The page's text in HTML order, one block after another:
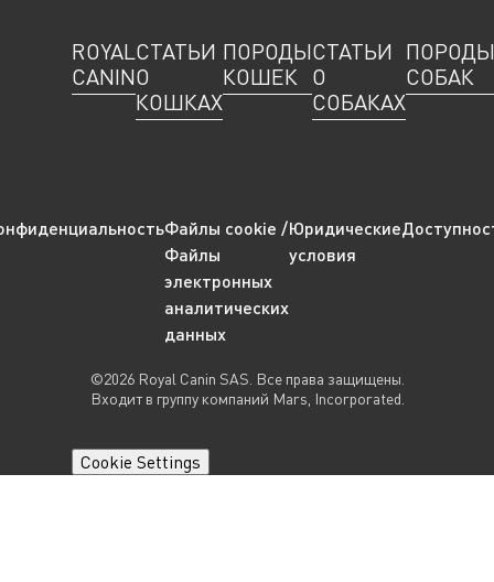
ROYAL
CANIN
СТАТЬИ
О
КОШКАХ
ПОРОДЫ
КОШЕК
СТАТЬИ
О
СОБАКАХ
ПОРОДЫ
СОБАК
Файлы cookie /
Файлы
электронных
аналитических
данных
Юридические
условия
©2026 Royal Canin SAS. Все права защищены.
Входит в группу компаний Mars, Incorporated.
Cookie Settings